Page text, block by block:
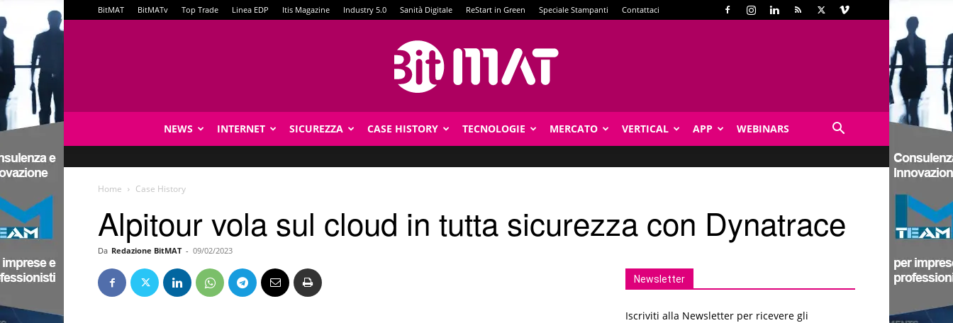
BitMAT BitMATv Top Trade Linea EDP Itis Magazine Industry 5.0 Sanità Digitale ReStart in Green Speciale Stampanti Contattaci
NEWS INTERNET SICUREZZA CASE HISTORY TECNOLOGIE MERCATO VERTICAL APP WEBINARS
Home Case History
Alpitour vola sul cloud in tutta sicurezza con Dynatrace
Da Redazione BitMAT - 09/02/2023
Newsletter
Iscriviti alla Newsletter per ricevere gli